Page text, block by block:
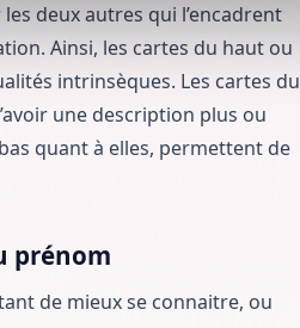
deux autres qui l’encadrent
Ainsi, les cartes du haut ou
intrinsèques. Les cartes du
une description plus ou
quant à elles, permettent de
prénom
de mieux se connaitre, ou